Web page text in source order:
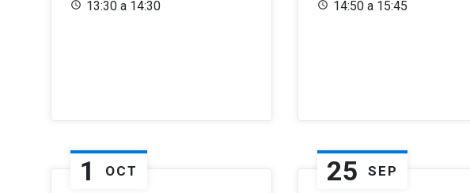
13:30 a 14:30
14:50 a 15:45
1 OCT 25 SEP